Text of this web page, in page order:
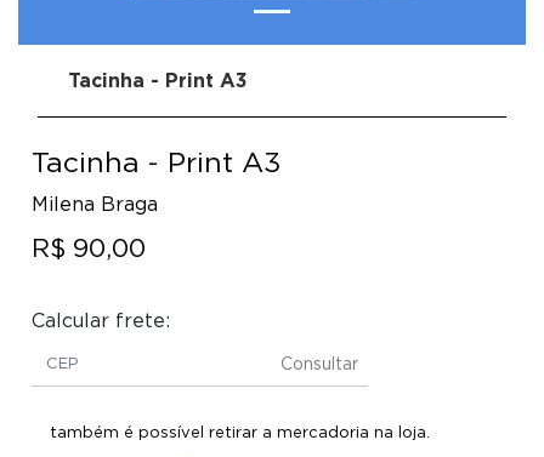
Tacinha - Print A3
Tacinha - Print A3
Milena Braga
R$ 90,00
Calcular frete:
Consultar
também é possível retirar a mercadoria na loja.